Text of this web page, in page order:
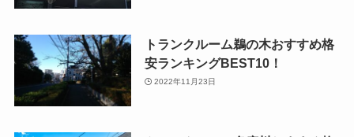
トランクルーム鵜の木おすすめ格
安ランキングBEST10！
2022年11月23日